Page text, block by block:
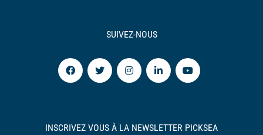
SUIVEZ-NOUS
INSCRIVEZ VOUS À LA NEWSLETTER PICKSEA